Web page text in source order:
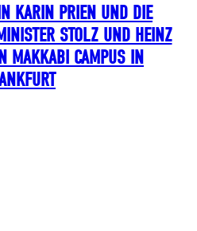
KARIN PRIEN UND DIE
STOLZ UND HEINZ
MAKKABI CAMPUS IN